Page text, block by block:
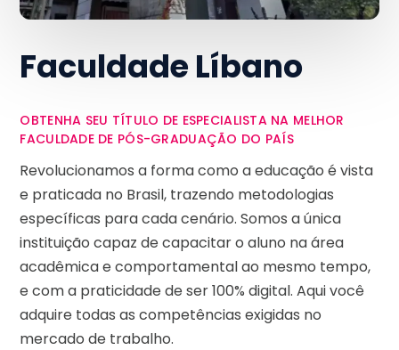
Faculdade Líbano
OBTENHA SEU TÍTULO DE ESPECIALISTA NA MELHOR
FACULDADE DE PÓS-GRADUAÇÃO DO PAÍS
Revolucionamos a forma como a educação é vista
e praticada no Brasil, trazendo metodologias
específicas para cada cenário. Somos a única
instituição capaz de capacitar o aluno na área
acadêmica e comportamental ao mesmo tempo,
e com a praticidade de ser 100% digital. Aqui você
adquire todas as competências exigidas no
mercado de trabalho.